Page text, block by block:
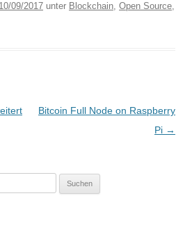
10/09/2017 unter Blockchain, Open Source,
Bitcoin Full Node on Raspberry
Pi →